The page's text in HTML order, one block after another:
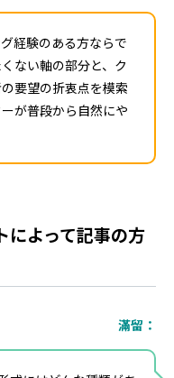
経験のある方ならで
ない軸の部分と、ク
要望の折衷点を模索
が普段から自然にや
によって記事の方
滿留：